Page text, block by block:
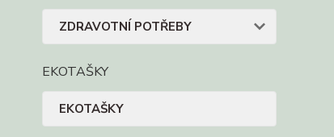
ZDRAVOTNÍ POTŘEBY
EKOTAŠKY
EKOTAŠKY